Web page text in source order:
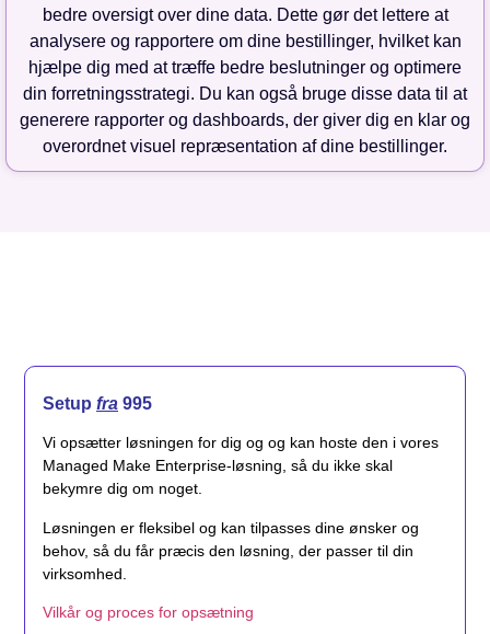
bedre oversigt over dine data. Dette gør det lettere at
analysere og rapportere om dine bestillinger, hvilket kan
hjælpe dig med at træffe bedre beslutninger og optimere
din forretningsstrategi. Du kan også bruge disse data til at
generere rapporter og dashboards, der giver dig en klar og
overordnet visuel repræsentation af dine bestillinger.
Setup fra 995
Vi opsætter løsningen for dig og og kan hoste den i vores
Managed Make Enterprise-løsning, så du ikke skal
bekymre dig om noget.
Løsningen er fleksibel og kan tilpasses dine ønsker og
behov, så du får præcis den løsning, der passer til din
virksomhed.
Vilkår og proces for opsætning